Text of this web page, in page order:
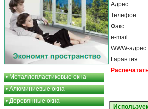
•Металлопластиковые окна
•Алюминиевые окна
•Деревянные окна
Адрес:
Телефон:
Факс:
e-mail:
WWW-адрес:
Гарантия: